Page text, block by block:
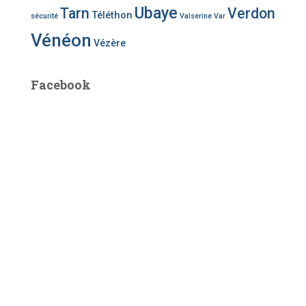
sécurité Tarn Téléthon Ubaye Valserine Var Verdon
Vénéon Vézère
Facebook